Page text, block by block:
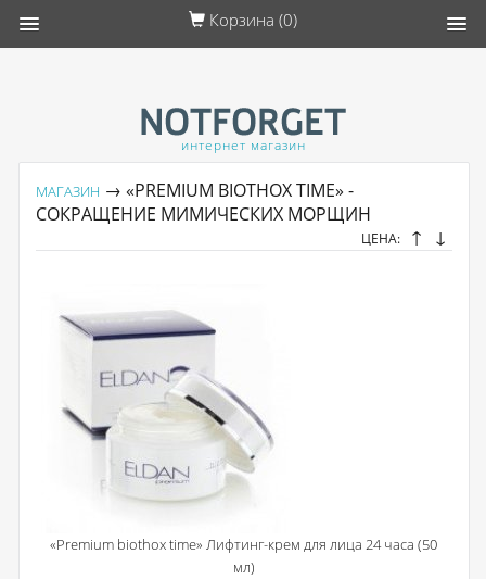
интернет магазин
МАГАЗИН → «PREMIUM BIOTHOX TIME» -
СОКРАЩЕНИЕ МИМИЧЕСКИХ МОРЩИН
ЦЕНА: ↑ ↓
«Premium biothox time» Лифтинг-крем для лица 24 часа (50
мл)
Корзина (0)